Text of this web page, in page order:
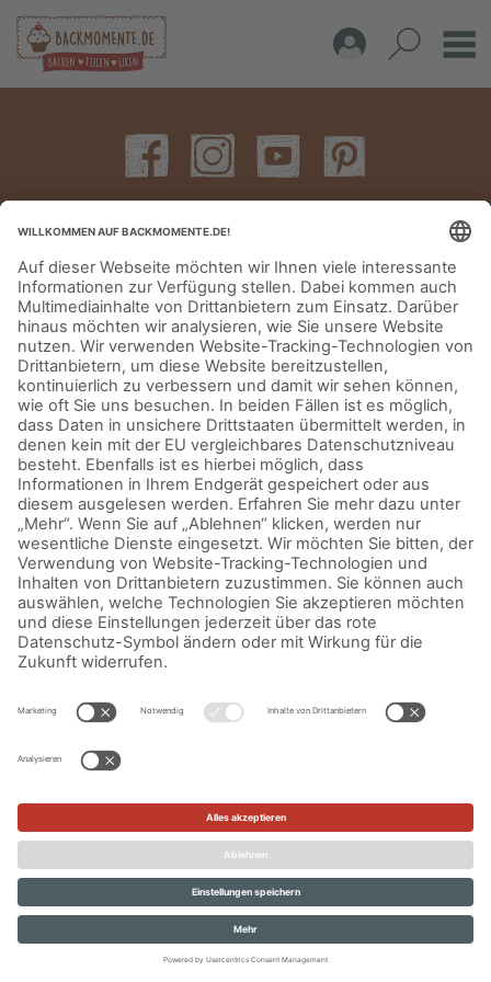
IMPRESSUM DATENSCHUTZERKLÄRUNG AGB KONTAKT
© Aurora Mühlen GmbH - Trettaustraße 49 – D-21107 Hamburg